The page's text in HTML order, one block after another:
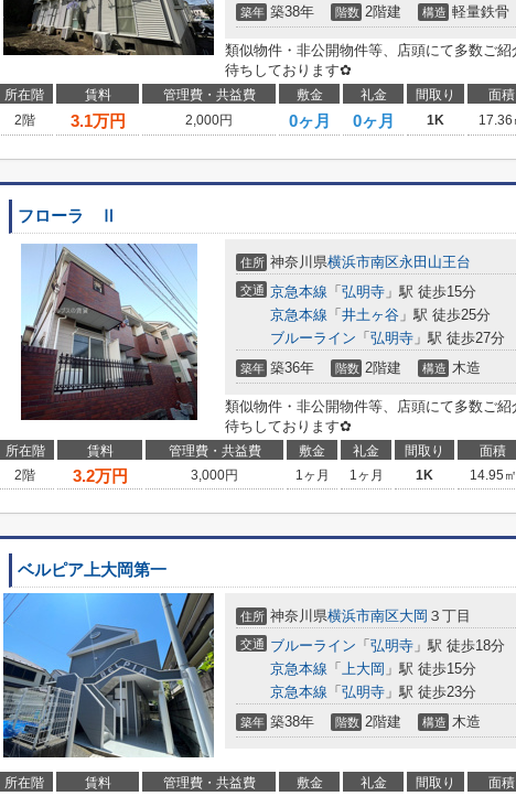
築年 築38年 階数 2階建 構造 軽量鉄骨
類似物件・非公開物件等、店頭にて多数ご
待ちしております✿
所在階 賃料 管理費・共益費 敷金 礼金 間取り 面積
2階
3.1万円 2,000円 0ヶ月 0ヶ月 1K 17.36
フローラ Ⅱ
住所 神奈川県横浜市南区永田山王台
交通 京急本線 「 弘明寺 」駅 徒歩15分
京急本線 「 井土ヶ谷 」駅 徒歩25分
ブルーライン 「 弘明寺 」駅 徒歩27分
築年 築36年 階数 2階建 構造 木造
類似物件・非公開物件等、店頭にて多数ご
待ちしております✿
所在階 賃料 管理費・共益費 敷金 礼金 間取り 面積
2階
3.2万円 3,000円 1ヶ月 1ヶ月 1K 14.95㎡
ベルピア上大岡第一
住所 神奈川県横浜市南区大岡 ３丁目
交通 ブルーライン 「 弘明寺 」駅 徒歩18分
京急本線 「 上大岡 」駅 徒歩15分
京急本線 「 弘明寺 」駅 徒歩23分
築年 築38年 階数 2階建 構造 木造
所在階 賃料 管理費・共益費 敷金 礼金 間取り 面積